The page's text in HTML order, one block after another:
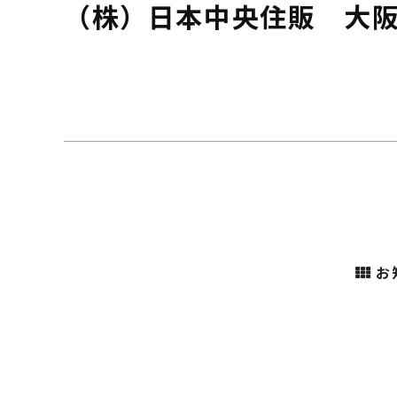
（株）日本中央住販 大
お